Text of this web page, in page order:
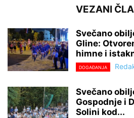
VEZANI
Svečano
Gline:
himne i
DOGAĐANJA
Svečano
Gospodnje i
Solini kod...